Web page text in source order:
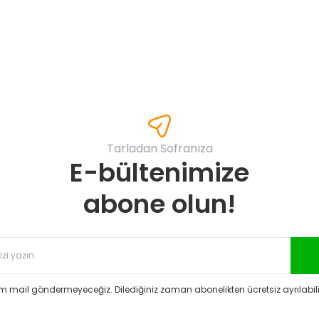
Tarladan Sofranıza
E-bültenimize
abone olun!
mail göndermeyeceğiz. Dilediğiniz zaman abonelikten ücretsiz